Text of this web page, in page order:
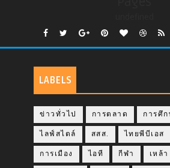
LABELS
ข่าวทั่วไป การตลาด การศึก
ไลฟ์สไตล์ สสส. ไทยพีบีเอส
การเมือง ไอที กีฬา เหล้า